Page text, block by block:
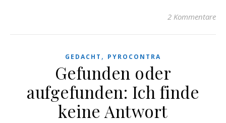
2 Kommentare
GEDACHT , PYROCONTRA
Gefunden oder
aufgefunden: Ich finde
keine Antwort